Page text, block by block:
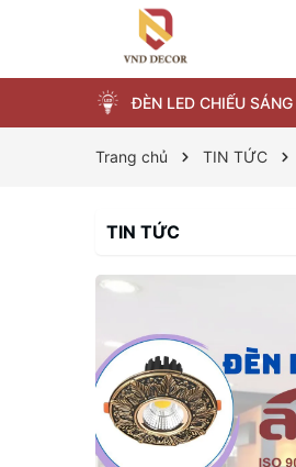
ĐÈN LED CHIẾU SÁNG
Trang chủ TIN TỨC
TIN TỨC